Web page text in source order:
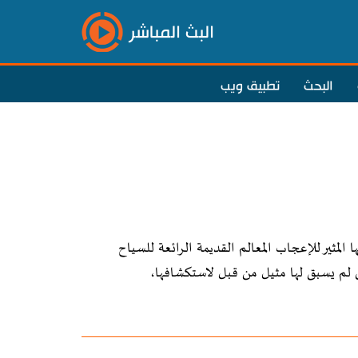
البث المباشر
البحث تطبيق ويب
للإعجاب المعالم القديمة الرائعة للسياح
لم يسبق لها مثيل من قبل لاستكشافها،